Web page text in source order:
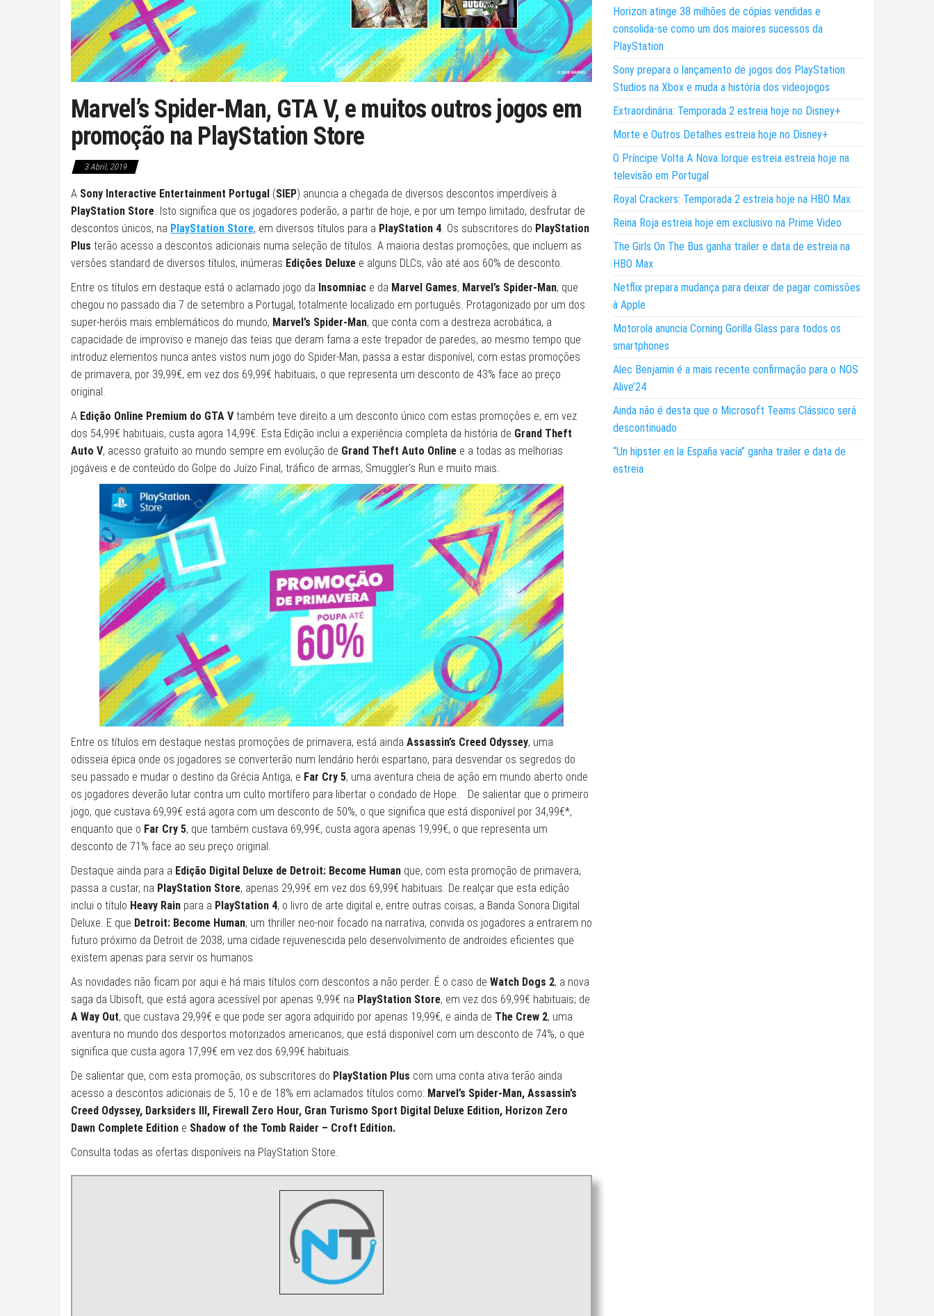
Marvel’s Spider-Man, GTA V, e muitos outros jogos em
promoção na PlayStation Store
3 Abril, 2019
A Sony Interactive Entertainment Portugal (SIEP) anuncia a chegada de diversos descontos imperdíveis à
PlayStation Store. Isto significa que os jogadores poderão, a partir de hoje, e por um tempo limitado, desfrutar de
descontos únicos, na PlayStation Store, em diversos títulos para a PlayStation 4. Os subscritores do PlayStation
Plus terão acesso a descontos adicionais numa seleção de títulos. A maioria destas promoções, que incluem as
versões standard de diversos títulos, inúmeras Edições Deluxe e alguns DLCs, vão até aos 60% de desconto.
Entre os títulos em destaque está o aclamado jogo da Insomniac e da Marvel Games, Marvel’s Spider-Man, que
chegou no passado dia 7 de setembro a Portugal, totalmente localizado em português. Protagonizado por um dos
super-heróis mais emblemáticos do mundo, Marvel’s Spider-Man, que conta com a destreza acrobática, a
capacidade de improviso e manejo das teias que deram fama a este trepador de paredes, ao mesmo tempo que
introduz elementos nunca antes vistos num jogo do Spider-Man, passa a estar disponível, com estas promoções
de primavera, por 39,99€, em vez dos 69,99€ habituais, o que representa um desconto de 43% face ao preço
original.
A Edição Online Premium do GTA V também teve direito a um desconto único com estas promoções e, em vez
dos 54,99€ habituais, custa agora 14,99€. Esta Edição inclui a experiência completa da história de Grand Theft
Auto V, acesso gratuito ao mundo sempre em evolução de Grand Theft Auto Online e a todas as melhorias
jogáveis e de conteúdo do Golpe do Juízo Final, tráfico de armas, Smuggler’s Run e muito mais.
Entre os títulos em destaque nestas promoções de primavera, está ainda Assassin’s Creed Odyssey, uma
odisseia épica onde os jogadores se converterão num lendário herói espartano, para desvendar os segredos do
seu passado e mudar o destino da Grécia Antiga, e Far Cry 5, uma aventura cheia de ação em mundo aberto onde
os jogadores deverão lutar contra um culto mortífero para libertar o condado de Hope. De salientar que o primeiro
jogo, que custava 69,99€ está agora com um desconto de 50%, o que significa que está disponível por 34,99€*,
enquanto que o Far Cry 5, que também custava 69,99€, custa agora apenas 19,99€, o que representa um
desconto de 71% face ao seu preço original.
Destaque ainda para a Edição Digital Deluxe de Detroit: Become Human que, com esta promoção de primavera,
passa a custar, na PlayStation Store, apenas 29,99€ em vez dos 69,99€ habituais. De realçar que esta edição
inclui o título Heavy Rain para a PlayStation 4, o livro de arte digital e, entre outras coisas, a Banda Sonora Digital
Deluxe. E que Detroit: Become Human, um thriller neo-noir focado na narrativa, convida os jogadores a entrarem no
futuro próximo da Detroit de 2038, uma cidade rejuvenescida pelo desenvolvimento de androides eficientes que
existem apenas para servir os humanos.
As novidades não ficam por aqui e há mais títulos com descontos a não perder. É o caso de Watch Dogs 2, a nova
saga da Ubisoft, que está agora acessível por apenas 9,99€ na PlayStation Store, em vez dos 69,99€ habituais; de
A Way Out, que custava 29,99€ e que pode ser agora adquirido por apenas 19,99€, e ainda de The Crew 2, uma
aventura no mundo dos desportos motorizados americanos, que está disponível com um desconto de 74%, o que
significa que custa agora 17,99€ em vez dos 69,99€ habituais.
De salientar que, com esta promoção, os subscritores do PlayStation Plus com uma conta ativa terão ainda
acesso a descontos adicionais de 5, 10 e de 18% em aclamados títulos como: Marvel’s Spider-Man, Assassin’s
Creed Odyssey, Darksiders III, Firewall Zero Hour, Gran Turismo Sport Digital Deluxe Edition, Horizon Zero
Dawn Complete Edition e Shadow of the Tomb Raider – Croft Edition.
Consulta todas as ofertas disponíveis na PlayStation Store.
Horizon atinge 38 milhões de cópias vendidas e
consolida-se como um dos maiores sucessos da
PlayStation
Sony prepara o lançamento de jogos dos PlayStation
Studios na Xbox e muda a história dos videojogos
Extraordinária: Temporada 2 estreia hoje no Disney+
Morte e Outros Detalhes estreia hoje no Disney+
O Príncipe Volta A Nova Iorque estreia estreia hoje na
televisão em Portugal
Royal Crackers: Temporada 2 estreia hoje na HBO Max
Reina Roja estreia hoje em exclusivo na Prime Video
The Girls On The Bus ganha trailer e data de estreia na
HBO Max
Netflix prepara mudança para deixar de pagar comissões
à Apple
Motorola anuncia Corning Gorilla Glass para todos os
smartphones
Alec Benjamin é a mais recente confirmação para o NOS
Alive’24
Ainda não é desta que o Microsoft Teams Clássico será
descontinuado
“Un hipster en la España vacía” ganha trailer e data de
estreia